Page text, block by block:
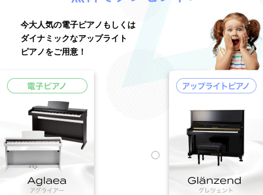
今大人気の電子ピアノもしくは
ダイナミックなアップライト
ピアノをご用意！